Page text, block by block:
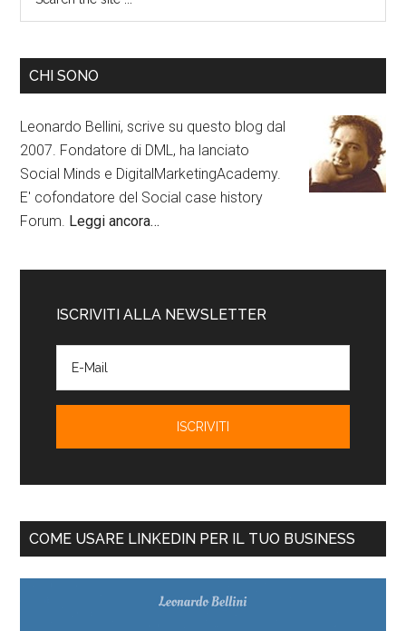
CHI SONO
Leonardo Bellini, scrive su questo blog dal
2007. Fondatore di DML, ha lanciato
Social Minds e DigitalMarketingAcademy.
E' cofondatore del Social case history
Forum. Leggi ancora…
ISCRIVITI ALLA NEWSLETTER
COME USARE LINKEDIN PER IL TUO BUSINESS